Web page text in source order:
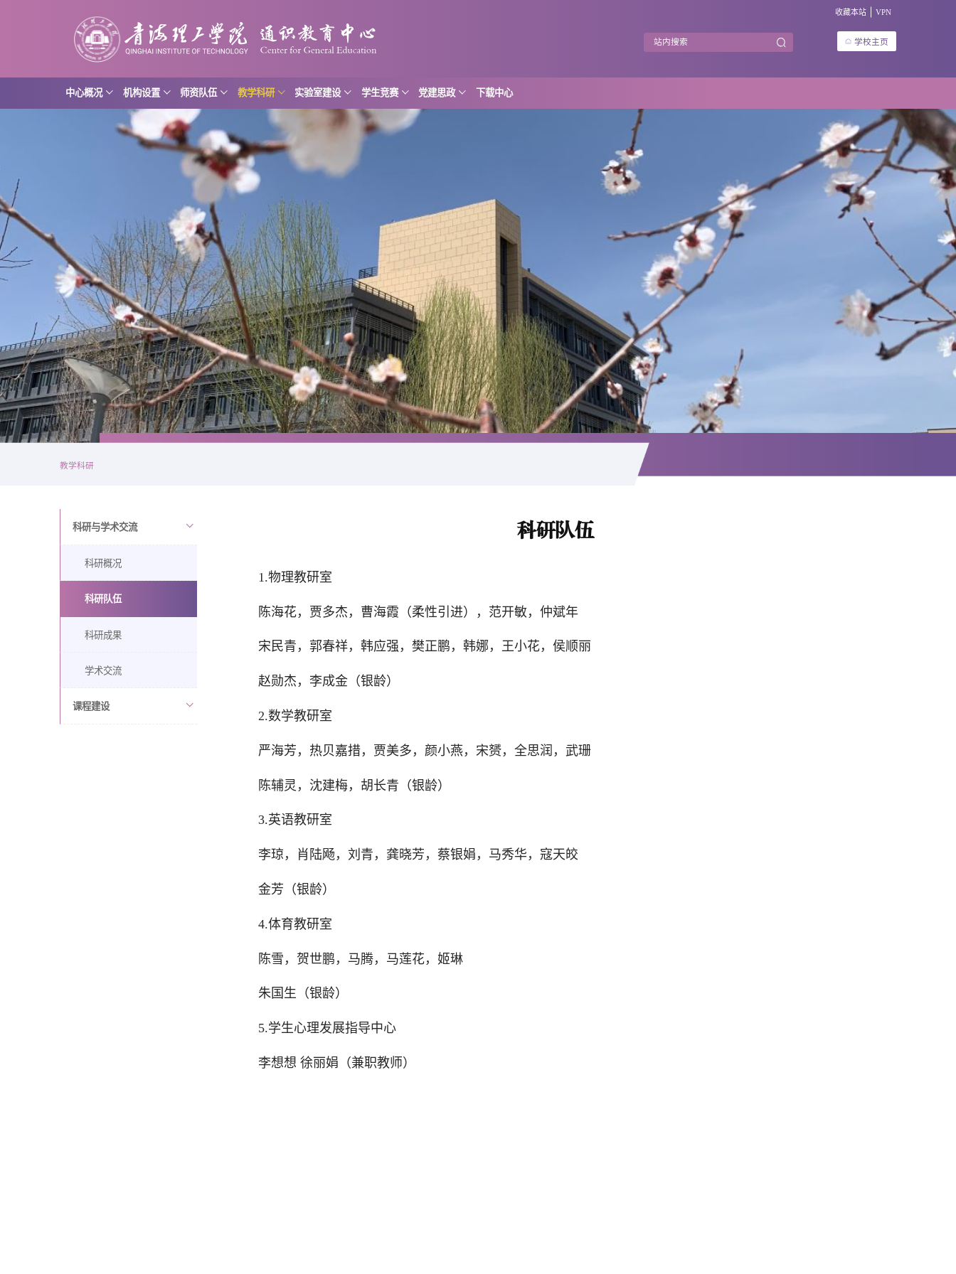
收藏本站 VPN
学校主页
中心概况 机构设置 师资队伍 教学科研 实验室建设 学生竞赛 党建思政 下载中心
教学科研
科研与学术交流
科研概况
科研队伍
科研成果
学术交流
课程建设
科研队伍
1.物理教研室
陈海花，贾多杰，曹海霞（柔性引进），范开敏，仲斌年
宋民青，郭春祥，韩应强，樊正鹏，韩娜，王小花，侯顺丽
赵勋杰，李成金（银龄）
2.数学教研室
严海芳，热贝嘉措，贾美多，颜小燕，宋赟，全思润，武珊
陈辅灵，沈建梅，胡长青（银龄）
3.英语教研室
李琼，肖陆飏，刘青，龚晓芳，蔡银娟，马秀华，寇天皎
金芳（银龄）
4.体育教研室
陈雪，贺世鹏，马腾，马莲花，姬琳
朱国生（银龄）
5.学生心理发展指导中心
李想想 徐丽娟（兼职教师）